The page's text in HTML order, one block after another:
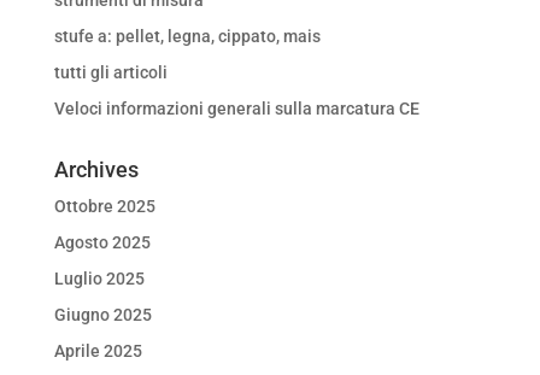
stufe a: pellet, legna, cippato, mais
tutti gli articoli
Veloci informazioni generali sulla marcatura CE
Archives
Ottobre 2025
Agosto 2025
Luglio 2025
Giugno 2025
Aprile 2025